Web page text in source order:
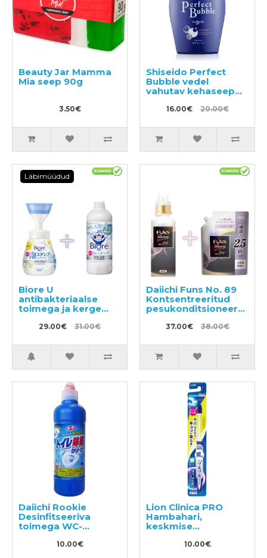
Beauty Jar Mamma
Mia seep 90g
3.50€
Shiseido Perfect
Bubble vedel
vahutav kehaseep
16.00€ 20.00€
Läbimüüdud
Biore U
antibakteriaalse
toimega ja kerge
tsitruselise lõhnaga
vedel käteseep-vaht
430ml
29.00€ 31.00€
Daiichi Funs No. 89
Kontsentreeritud
pesukonditsioneer
600ml + täide
1200ml
37.00€ 38.00€
Daiichi Rookie
Desinfitseeriva
toimega WC-
10.00€
Lion Clinica PRO
Hambahari,
keskmise
10.00€